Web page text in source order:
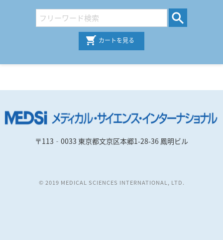
カートを見る
〒113‐0033 東京都文京区本郷1-28-36 鳳明ビル
© 2019 MEDICAL SCIENCES INTERNATIONAL, LTD.